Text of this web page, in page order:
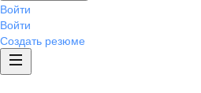
Войти
Войти
Создать резюме